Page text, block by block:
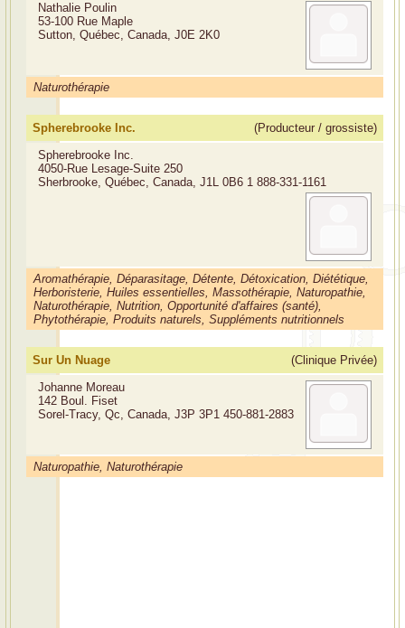
Nathalie Poulin
53-100 Rue Maple
Sutton, Québec, Canada, J0E 2K0
Naturothérapie
Spherebrooke Inc.
(Producteur / grossiste)
Spherebrooke Inc.
4050-Rue Lesage-Suite 250
Sherbrooke, Québec, Canada, J1L 0B6 1 888-331-1161
Aromathérapie, Déparasitage, Détente, Détoxication, Diététique,
Herboristerie, Huiles essentielles, Massothérapie, Naturopathie,
Naturothérapie, Nutrition, Opportunité d'affaires (santé),
Phytothérapie, Produits naturels, Suppléments nutritionnels
Sur Un Nuage
(Clinique Privée)
Johanne Moreau
142 Boul. Fiset
Sorel-Tracy, Qc, Canada, J3P 3P1 450-881-2883
Naturopathie, Naturothérapie